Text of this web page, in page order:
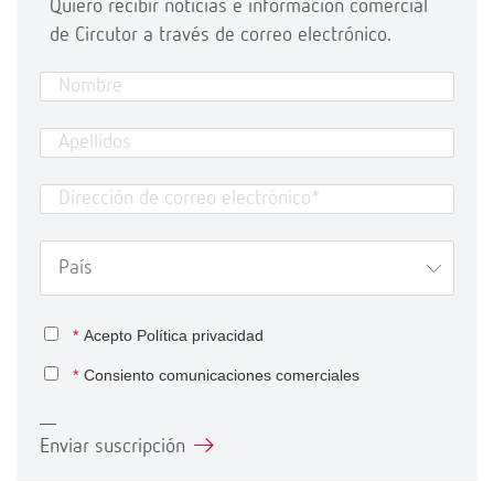
Quiero recibir noticias e información comercial
de Circutor a través de correo electrónico.
* Acepto Política privacidad
* Consiento comunicaciones comerciales
Enviar suscripción